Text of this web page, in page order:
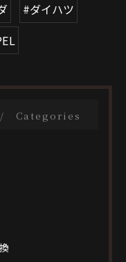
#ダイハツ
Categories